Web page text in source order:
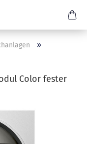
»
Color fester